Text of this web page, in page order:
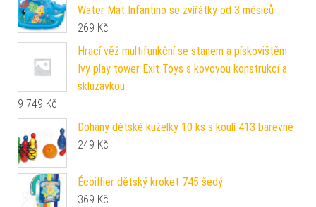
Water Mat Infantino se zvířátky od 3 měsíců
269 Kč
Hrací věž multifunkční se stanem a pískovištěm
Ivy play tower Exit Toys s kovovou konstrukcí a
skluzavkou
9 749 Kč
Dohány dětské kuželky 10 ks s koulí 413 barevné
249 Kč
Écoiffier dětský kroket 745 šedý
369 Kč